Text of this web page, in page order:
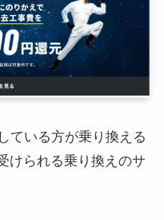
ている方が乗り換える
けられる乗り換えのサ